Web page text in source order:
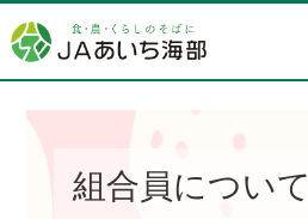
容
を
組合員について